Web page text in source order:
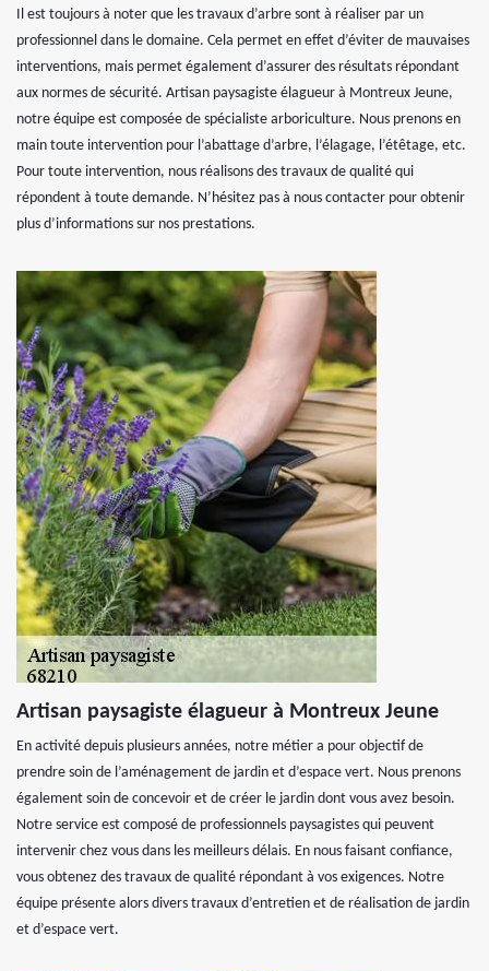
Il est toujours à noter que les travaux d’arbre sont à réaliser par un
professionnel dans le domaine. Cela permet en effet d’éviter de mauvaises
interventions, mais permet également d’assurer des résultats répondant
aux normes de sécurité. Artisan paysagiste élagueur à Montreux Jeune,
notre équipe est composée de spécialiste arboriculture. Nous prenons en
main toute intervention pour l’abattage d’arbre, l’élagage, l’étêtage, etc.
Pour toute intervention, nous réalisons des travaux de qualité qui
répondent à toute demande. N’hésitez pas à nous contacter pour obtenir
plus d’informations sur nos prestations.
Artisan paysagiste élagueur à Montreux Jeune
En activité depuis plusieurs années, notre métier a pour objectif de
prendre soin de l’aménagement de jardin et d’espace vert. Nous prenons
également soin de concevoir et de créer le jardin dont vous avez besoin.
Notre service est composé de professionnels paysagistes qui peuvent
intervenir chez vous dans les meilleurs délais. En nous faisant confiance,
vous obtenez des travaux de qualité répondant à vos exigences. Notre
équipe présente alors divers travaux d’entretien et de réalisation de jardin
et d’espace vert.